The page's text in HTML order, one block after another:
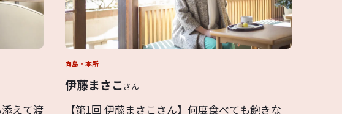
えて渡
向島・本所
伊藤まさこさん
【第1回 伊藤まさこさん】何度食べても飽きな